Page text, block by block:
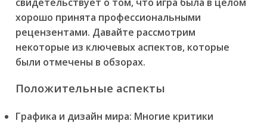
хорошо принята профессиональными
рецензентами. Давайте рассмотрим
некоторые из ключевых аспектов, которые
были отмечены в обзорах.
Положительные аспекты
Графика и дизайн мира: Многие критики